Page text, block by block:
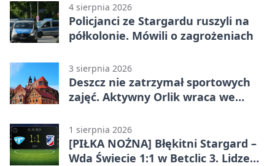
4 sierpnia 2026
Policjanci ze Stargardu ruszyli na
półkolonie. Mówili o zagrożeniach
3 sierpnia 2026
Deszcz nie zatrzymał sportowych
zajęć. Aktywny Orlik wraca we
1 sierpnia 2026
[PIŁKA NOŻNA] Błękitni Stargard –
Wda Świecie 1:1 w Betclic 3. Lidze